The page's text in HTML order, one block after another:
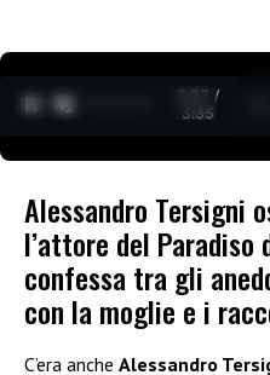
0:27 /
3:35
Alessandro Tersigni
l’attore del Paradiso
confessa tra gli
con la moglie e i
C’era anche Alessandro